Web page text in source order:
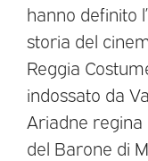
hanno definito
storia del
Reggia
indossato da
Ariadne regina
del Barone di